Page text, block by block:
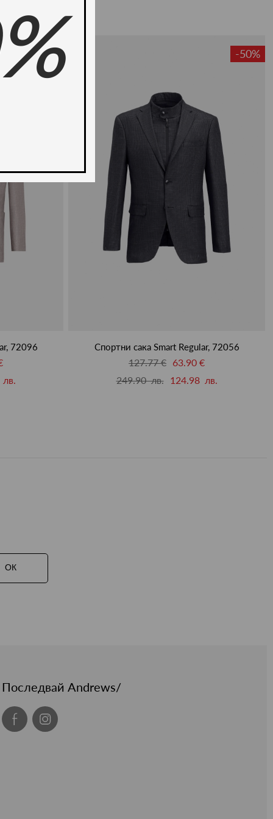
-50%
72096
-50%
Спортни сака Smart Regular, 72056
127.77 € 63.90 €
249.90 лв.
124.98 лв.
ОК
Последвай Andrews/